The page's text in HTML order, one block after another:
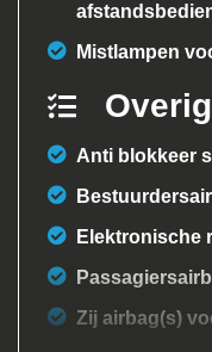
Mistlampen
Anti blokkeer
Elektronische
Zij airbag(s)